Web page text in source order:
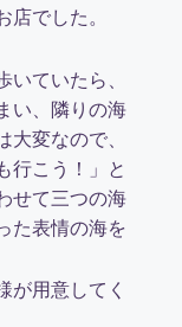
店でした。
ていたら、
い、隣りの海
大変なので、
行こう！」と
せて三つの海
た表情の海を
が用意してく